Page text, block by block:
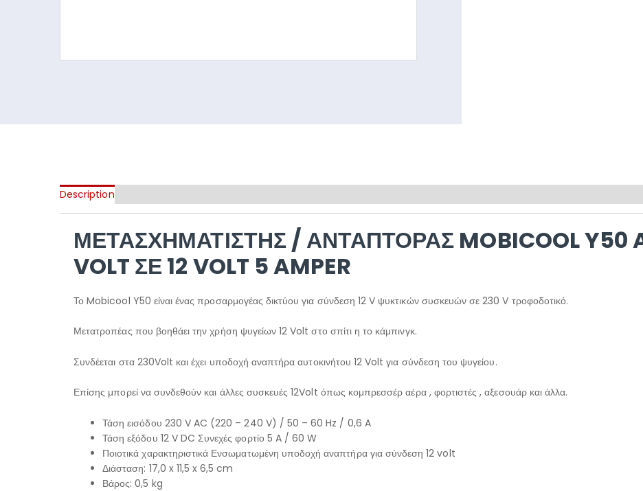
Description
ΜΕΤΑΣΧΗΜΑΤΙΣΤΉΣ / ΑΝΤΆΠΤΟΡΑΣ MOBICOOL Y50
VOLT ΣΕ 12 VOLT 5 AMPER
Το Mobicool Y50 είναι ένας προσαρμογέας δικτύου για σύνδεση 12 V ψυκτικών συσκευών σε 230 V τροφοδοτικό.
Μετατροπέας που βοηθάει την χρήση ψυγείων 12 Volt στο σπίτι η το κάμπινγκ.
Συνδέεται στα 230Volt και έχει υποδοχή αναπτήρα αυτοκινήτου 12 Volt για σύνδεση του ψυγείου.
Επίσης μπορεί να συνδεθούν και άλλες συσκευές 12Volt όπως κομπρεσσέρ αέρα , φορτιστές , αξεσουάρ και άλλα.
Τάση εισόδου 230 V AC (220 – 240 V) / 50 – 60 Hz / 0,6 A
Τάση εξόδου 12 V DC Συνεχές φορτίο 5 A / 60 W
Ποιοτικά χαρακτηριστικά Ενσωματωμένη υποδοχή αναπτήρα για σύνδεση 12 volt
Διάσταση: 17,0 x 11,5 x 6,5 cm
Βάρος: 0,5 kg